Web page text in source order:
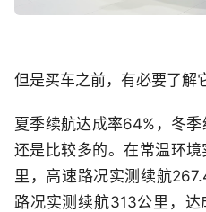
但是买车之前，有必要了解
夏季续航达成率64%，冬
还是比较多的。在常温环
里，高速路况实测续航
路况实测续航313公里，